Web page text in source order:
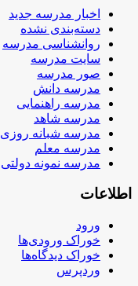
اخبار مدرسه جدید
دسته‌بندی نشده
روانشناسی مدرسه
سایت مدرسه
صور مدرسه
مدرسه دانش
مدرسه راهنمایی
مدرسه شاهد
مدرسه شبانه روزی
مدرسه معلم
مدرسه نمونه دولتی
اطلاعات
ورود
خوراک ورودی‌ها
خوراک دیدگاه‌ها
وردپرس